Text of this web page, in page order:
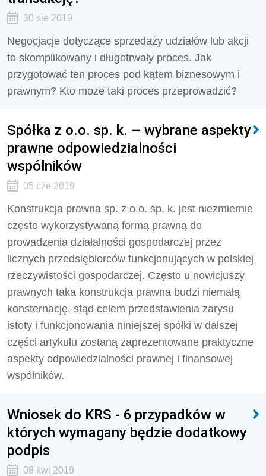
30 sie 2019
Negocjacje dotyczące sprzedaży udziałów lub akcji
to skomplikowany i długotrwały proces. Jak
przygotować ten proces pod kątem biznesowym i
prawnym? Kto może taki proces przeprowadzić?
Spółka z o.o. sp. k. – wybrane aspekty
prawne odpowiedzialności
wspólników
05 cze 2019
Konstrukcja prawna sp. z o.o. sp. k. jest niezmiernie
często wykorzystywaną formą prawną do
prowadzenia działalności gospodarczej przez
licznych przedsiębiorców funkcjonujących w polskiej
rzeczywistości gospodarczej. Często u nowicjuszy
prawnych taka konstrukcja prawna budzi niemałą
konsternację, stąd celem przedstawienia zarysu
istoty i funkcjonowania niniejszej spółki w dalszej
części artykułu zostaną zaprezentowane praktyczne
aspekty odpowiedzialności prawnej i finansowej
wspólników.
Wniosek do KRS - 6 przypadków w
których wymagany będzie dodatkowy
podpis
08 kwi 2019